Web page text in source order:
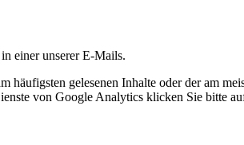
einer unserer E-Mails.
häufigsten gelesenen Inhalte oder der am
von Google Analytics klicken Sie bitte